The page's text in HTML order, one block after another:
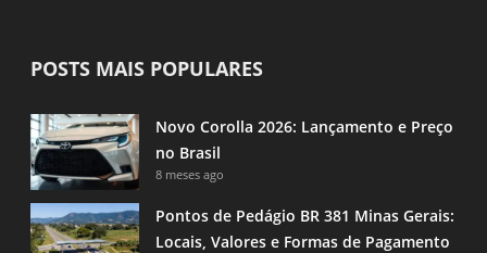
POSTS MAIS POPULARES
Novo Corolla 2026: Lançamento e Preço
no Brasil
8 meses ago
Pontos de Pedágio BR 381 Minas Gerais:
Locais, Valores e Formas de Pagamento